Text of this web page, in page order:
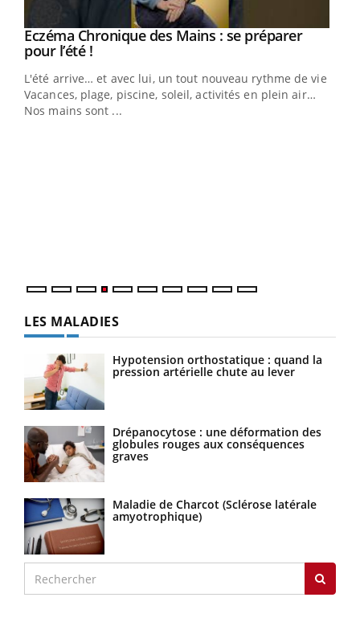
Youtube
Eczéma Chronique des Mains : se préparer
pour l’été !Youtube
L'été arrive… et avec lui, un tout nouveau rythme de vie !
Vacances, plage, piscine, soleil, activités en plein air…
Nos mains sont ...
LES MALADIES
Hypotension orthostatique : quand la
pression artérielle chute au lever
Drépanocytose : une déformation des
globules rouges aux conséquences
graves
Maladie de Charcot (Sclérose latérale
amyotrophique)